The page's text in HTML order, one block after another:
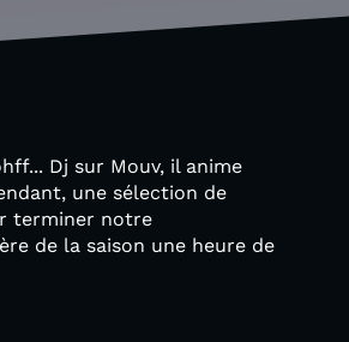
Dj sur Mouv, il anime
une sélection de
terminer notre
de la saison une heure de